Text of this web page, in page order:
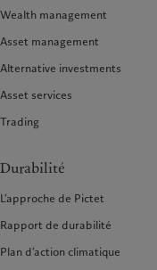
Wealth management
Asset management
Alternative investments
Asset services
Trading
Durabilité
L’approche de Pictet
Rapport de durabilité
Plan d’action climatique